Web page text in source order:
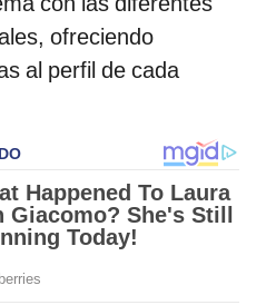
ofreciendo
al perfil de cada